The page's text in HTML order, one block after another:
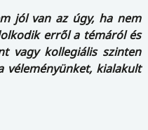
jól van az úgy, ha nem
erről a témáról és
vagy kollegiális szinten
véleményünket, kialakult